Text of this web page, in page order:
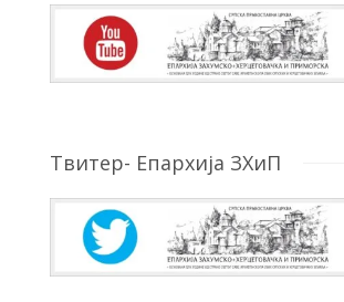
Твитер- Епархија ЗХиП